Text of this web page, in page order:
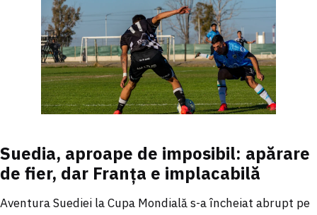
Suedia, aproape de imposibil: apărare
de fier, dar Franța e implacabilă
Aventura Suediei la Cupa Mondială s-a încheiat abrupt pe